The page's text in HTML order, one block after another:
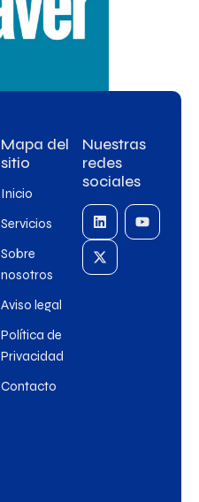
Mapa del
sitio
Inicio
Servicios
Sobre
nosotros
Aviso legal
Política de
Privacidad
Contacto
Nuestras
redes
sociales